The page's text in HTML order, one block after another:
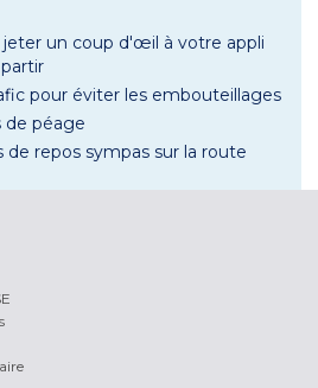
jeter un coup d'œil à votre appli
pour éviter les embouteillages
de péage
de repos sympas sur la route